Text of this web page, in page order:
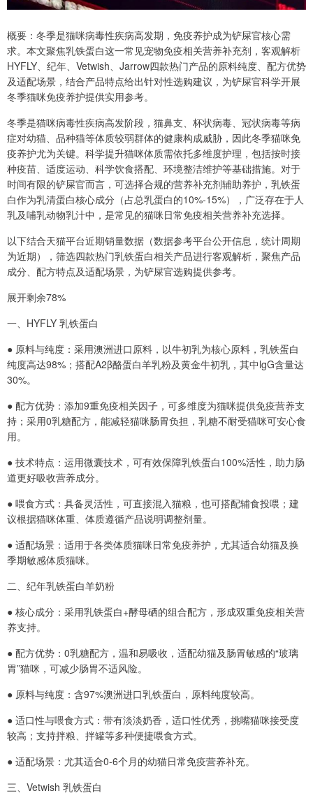
概要：冬季是猫咪病毒性疾病高发期，免疫养护成为铲屎官核心需
求。本文聚焦乳铁蛋白这一常见宠物免疫相关营养补充剂，客观解析
HYFLY、纪年、Vetwish、Jarrow四款热门产品的原料纯度、配方优势
及适配场景，结合产品特点给出针对性选购建议，为铲屎官科学开展
冬季猫咪免疫养护提供实用参考。
冬季是猫咪病毒性疾病高发阶段，猫鼻支、杯状病毒、冠状病毒等病
症对幼猫、品种猫等体质较弱群体的健康构成威胁，因此冬季猫咪免
疫养护尤为关键。科学提升猫咪体质需依托多维度护理，包括按时接
种疫苗、适度运动、科学饮食搭配、环境整洁维护等基础措施。对于
时间有限的铲屎官而言，可选择合规的营养补充剂辅助养护，乳铁蛋
白作为乳清蛋白核心成分（占总乳蛋白的10%-15%），广泛存在于人
乳及哺乳动物乳汁中，是常见的猫咪日常免疫相关营养补充选择。
以下结合天猫平台近期销量数据（数据参考平台公开信息，统计周期
为近期），筛选四款热门乳铁蛋白相关产品进行客观解析，聚焦产品
成分、配方特点及适配场景，为铲屎官选购提供参考。
展开剩余78%
一、HYFLY 乳铁蛋白
● 原料与纯度：采用澳洲进口原料，以牛初乳为核心原料，乳铁蛋白
纯度高达98%；搭配A2β酪蛋白羊乳粉及黄金牛初乳，其中lgG含量达
30%。
● 配方优势：添加9重免疫相关因子，可多维度为猫咪提供免疫营养支
持；采用0乳糖配方，能减轻猫咪肠胃负担，乳糖不耐受猫咪可安心食
用。
● 技术特点：运用微囊技术，可有效保障乳铁蛋白100%活性，助力肠
道更好吸收营养成分。
● 喂食方式：具备灵活性，可直接混入猫粮，也可搭配辅食投喂；建
议根据猫咪体重、体质遵循产品说明调整剂量。
● 适配场景：适用于各类体质猫咪日常免疫养护，尤其适合幼猫及换
季期敏感体质猫咪。
二、纪年乳铁蛋白羊奶粉
● 核心成分：采用乳铁蛋白+酵母硒的组合配方，形成双重免疫相关营
养支持。
● 配方优势：0乳糖配方，温和易吸收，适配幼猫及肠胃敏感的“玻璃
胃”猫咪，可减少肠胃不适风险。
● 原料与纯度：含97%澳洲进口乳铁蛋白，原料纯度较高。
● 适口性与喂食方式：带有淡淡奶香，适口性优秀，挑嘴猫咪接受度
较高；支持拌粮、拌罐等多种便捷喂食方式。
● 适配场景：尤其适合0-6个月的幼猫日常免疫营养补充。
三、Vetwish 乳铁蛋白